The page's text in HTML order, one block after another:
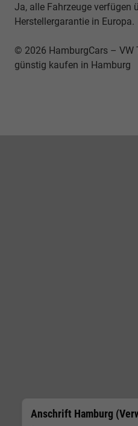
Ja, alle Fahrzeuge verfügen
Herstellergarantie in Europa.
© 2026 HamburgCars – VW
günstig kaufen in Hamburg
Anschrift Hamburg